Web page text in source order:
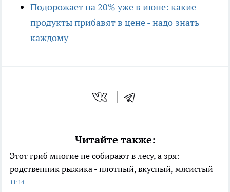
Подорожает на 20% уже в июне: какие
продукты прибавят в цене - надо знать
каждому
Читайте также:
Этот гриб многие не собирают в лесу, а зря:
родственник рыжика - плотный, вкусный, мясистый
11:14